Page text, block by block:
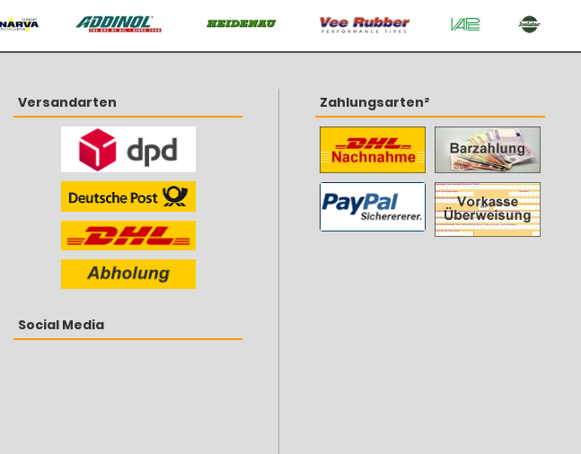
Versandarten
Social Media
Zahlungsarten²